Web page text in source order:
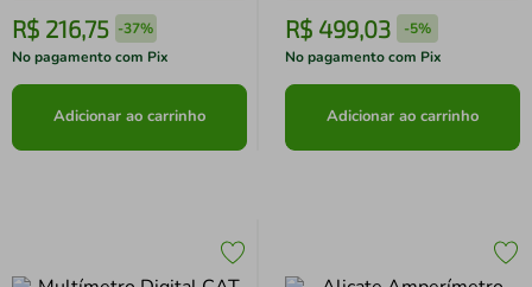
R$ 216,75 -37%
No pagamento com Pix
Adicionar ao carrinho
R$ 499,03 -5%
No pagamento com Pix
Adicionar ao carrinho